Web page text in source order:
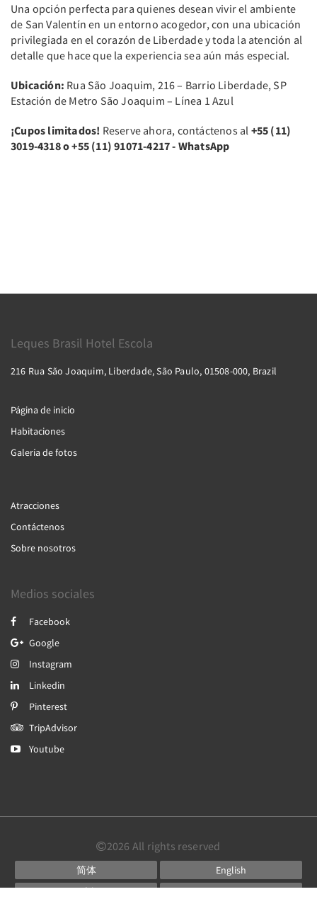
Una opción perfecta para quienes desean vivir el ambiente
de San Valentín en un entorno acogedor, con una ubicación
privilegiada en el corazón de Liberdade y toda la atención al
detalle que hace que la experiencia sea aún más especial.
Ubicación: Rua São Joaquim, 216 – Barrio Liberdade, SP
Estación de Metro São Joaquim – Línea 1 Azul
¡Cupos limitados! Reserve ahora, contáctenos al +55 (11)
3019-4318 o +55 (11) 91071-4217 - WhatsApp
Leques Brasil Hotel Escola
216 Rua São Joaquim, Liberdade, São Paulo, 01508-000, Brazil
Página de inicio
Habitaciones
Galería de fotos
Atracciones
Contáctenos
Sobre nosotros
Medios sociales
Facebook
Google
Instagram
Linkedin
Pinterest
TripAdvisor
Youtube
2026 All rights reserved
简体
English
日本語
Português